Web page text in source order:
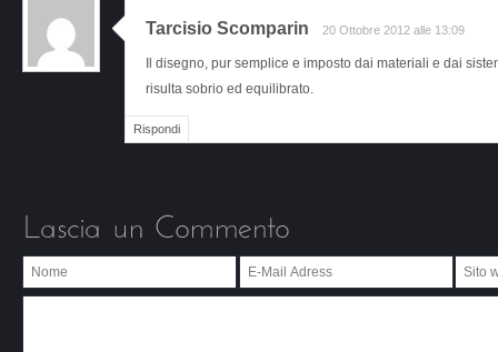
Rispondi
Tarcisio Scomparin 20 Ottobre 2012 alle 13:09
Il disegno, pur semplice e imposto dai materiali e dai
risulta sobrio ed equilibrato.